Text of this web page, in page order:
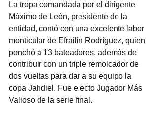
La tropa comandada por el dirigente
Máximo de León, presidente de la
entidad, contó con una excelente labor
monticular de Efrailin Rodríguez, quien
ponchó a 13 bateadores, además de
contribuir con un triple remolcador de
dos vueltas para dar a su equipo la
copa Jahdiel. Fue electo Jugador Más
Valioso de la serie final.